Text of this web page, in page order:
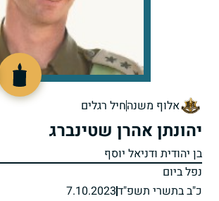
אלוף משנהחיל רגלים
יהונתן אהרן שטינברג
בן יהודית ודניאל יוסף
נפל ביום
כ"ב בתשרי תשפ"ד7.10.2023